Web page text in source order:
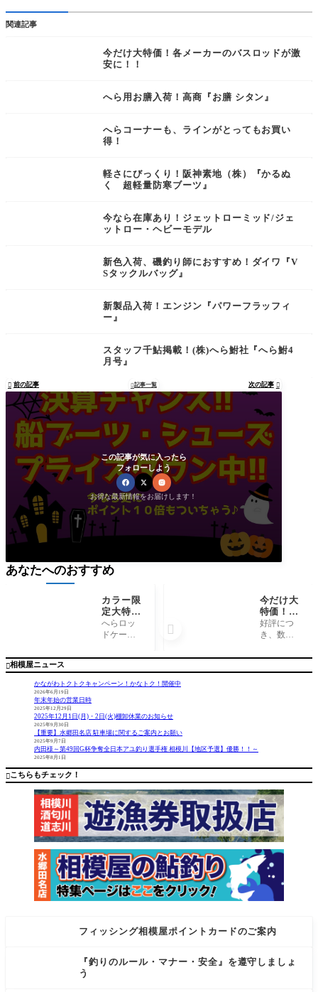
関連記事
今だけ大特価！各メーカーのバスロッドが激
安に！！
へら用お膳入荷！高商『お膳 シタン』
へらコーナーも、ラインがとってもお買い
得！
軽さにびっくり！阪神素地（株）『かるぬ
く 超軽量防寒ブーツ』
今なら在庫あり！ジェットローミッド/ジェ
ットロー・ヘビーモデル
新色入荷、磯釣り師におすすめ！ダイワ『V
Sタックルバッグ』
新製品入荷！エンジン『パワーフラッフィ
ー』
スタッフ千鮎掲載！(株)へら鮒社『へら鮒4
月号』
 前の記事 記事一覧 次の記事 
この記事が気に入ったら
フォローしよう
お得な最新情報をお届けします！
相模屋ニュース
かながわトクトクキャンペーン！かなトク！開催中
2026年6月19日
年末年始の営業日時
2025年12月29日
2025年12月1日(月)・2日(火)棚卸休業のお知らせ
2025年9月30日
【重要】水郷田名店 駐車場に関するご案内とお願い
2025年9月7日
内田様～第49回G杯争奪全日本アユ釣り選手権 相模川【地区予選】優勝！！～
2025年8月1日
こちらもチェック！
フィッシング相模屋ポイントカードのご案内
『釣りのルール・マナー・安全』を遵守しましょ
う
あなたへのおすすめ
カラー限
定大特価
セット！
シマノ
ッドケー
へらバッ
へらロッ
ドケース
ッグがセ
買い得と
カラーは
(旧カラー)
のみ、在
なりま
す。
今だけ大
特価！A
Cデルコ
『M27M
好評につ
き、数量
け大特価
なんと！
あんな
